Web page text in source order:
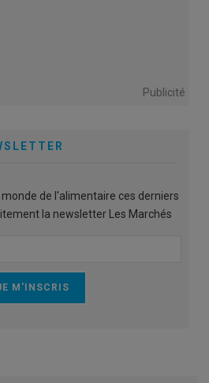
Publicité
monde de l'alimentaire ces derniers
la newsletter Les Marchés